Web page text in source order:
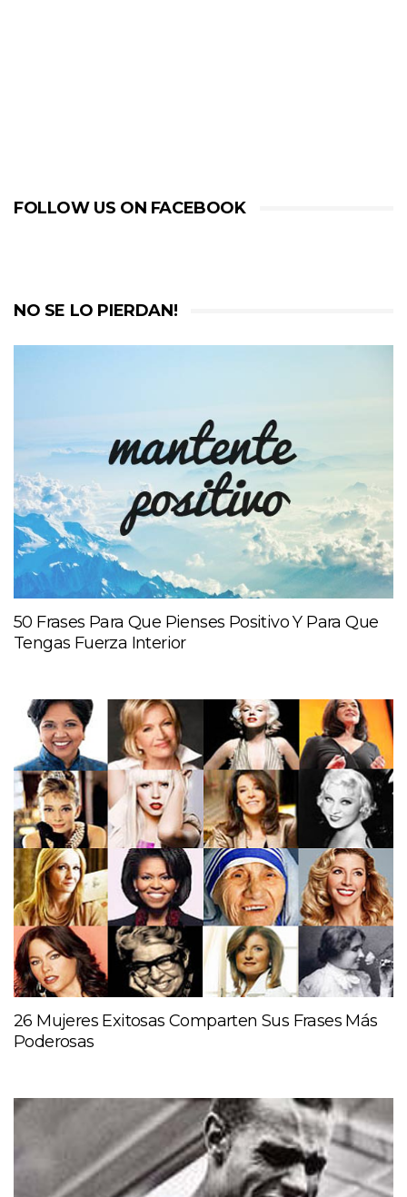
FOLLOW US ON FACEBOOK
NO SE LO PIERDAN!
50 Frases Para Que Pienses Positivo Y Para Que
Tengas Fuerza Interior
26 Mujeres Exitosas Comparten Sus Frases Más
Poderosas